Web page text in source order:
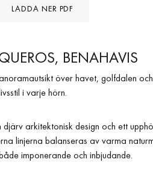
LADDA NER PDF
BENAHAVIS
över havet, golfdalen
i varje hörn.
arkitektonisk design och ett
linjerna balanseras av varma
imponerande och inbjudande.